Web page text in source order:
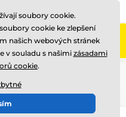
soubory cookie.
cookie ke zlepšení
našich webových stránek
v souladu s našimi zásadami
cookie.